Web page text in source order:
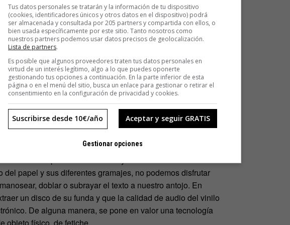
de la evolución tecnológica. El papiro acabó con las
escribas, la máquina de escribir hizo olvidar a las plumas
las propias máquinas de escribir a ser poco más que
por delante el icono fundamental de la escritura: el libro.
a la liberación de espacio que conlleva una capacidad
en costes de producción e incluso las virtudes
producida por la fabricación de papel. Aun así,
toda la componente emocional y sensorial de la edición
papel y sus diferentes gramajes, no podemos disfrutar
doblar o subrayar el texto a nuestro antojo. En
un disco de su funda y que la calidad de audio del vinilo
De alguna manera, se pone en valor una tecnología
Tus datos personales se tratarán y la información de tu dispositivo
(cookies, identificadores únicos y otros datos en el dispositivo) podrá
ser almacenada y consultada por 205 partners y compartida con ellos, o
bien usada específicamente por este sitio. Tanto nosotros como
nuestros partners podemos usar datos precisos de geolocalización.
Lista de partners.
Es posible que algunos proveedores traten tus datos personales en
virtud de un interés legítimo, algo a lo que puedes oponerte
gestionando tus opciones a continuación. En la parte inferior de esta
página o en el menú del sitio, busca un enlace para gestionar o retirar el
consentimiento en la configuración de privacidad y cookies.
Aceptar y seguir GRATIS
Suscribirse desde 10€/año
Gestionar opciones